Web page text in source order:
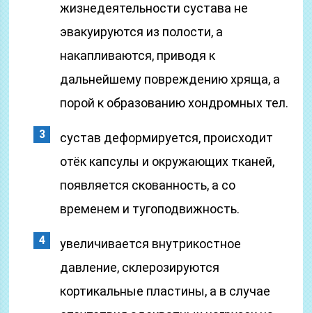
жизнедеятельности сустава не
эвакуируются из полости, а
накапливаются, приводя к
дальнейшему повреждению хряща, а
порой к образованию хондромных тел.
сустав деформируется, происходит
отёк капсулы и окружающих тканей,
появляется скованность, а со
временем и тугоподвижность.
увеличивается внутрикостное
давление, склерозируются
кортикальные пластины, а в случае